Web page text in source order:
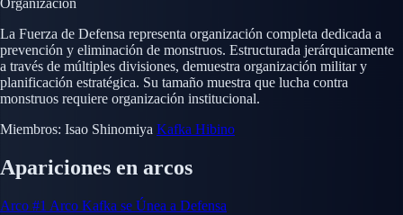
Organización
La Fuerza de Defensa representa organización completa dedicada a
prevención y eliminación de monstruos. Estructurada jerárquicamente
a través de múltiples divisiones, demuestra organización militar y
planificación estratégica. Su tamaño muestra que lucha contra
monstruos requiere organización institucional.
Miembros: Isao Shinomiya Kafka Hibino
Apariciones en arcos
Arco #1 Arco Kafka se Únea a Defensa